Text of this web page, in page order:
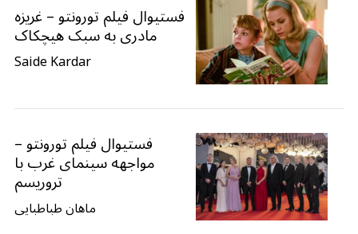
فستیوال فیلم تورونتو – غریزه
مادری به سبک هیچکاک
Saide Kardar
فستیوال فیلم تورونتو –
مواجهه سینمای غرب با
تروريسم
ماهان طباطبایی